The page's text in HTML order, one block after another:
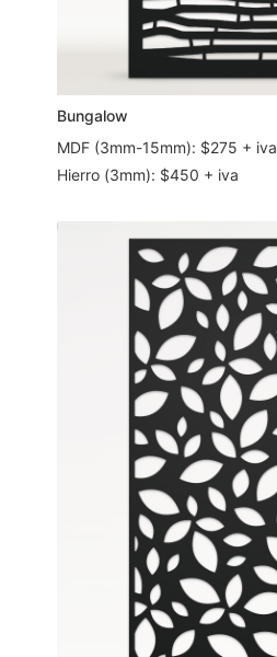
Bungalow
MDF (3mm-15mm): $275 + iva
Hierro (3mm): $450 + iva